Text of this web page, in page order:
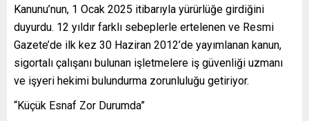
Kanunu’nun, 1 Ocak 2025 itibarıyla yürürlüğe girdiğini
duyurdu. 12 yıldır farklı sebeplerle ertelenen ve Resmi
Gazete’de ilk kez 30 Haziran 2012’de yayımlanan kanun,
sigortalı çalışanı bulunan işletmelere iş güvenliği uzmanı
ve işyeri hekimi bulundurma zorunluluğu getiriyor.
“Küçük Esnaf Zor Durumda”